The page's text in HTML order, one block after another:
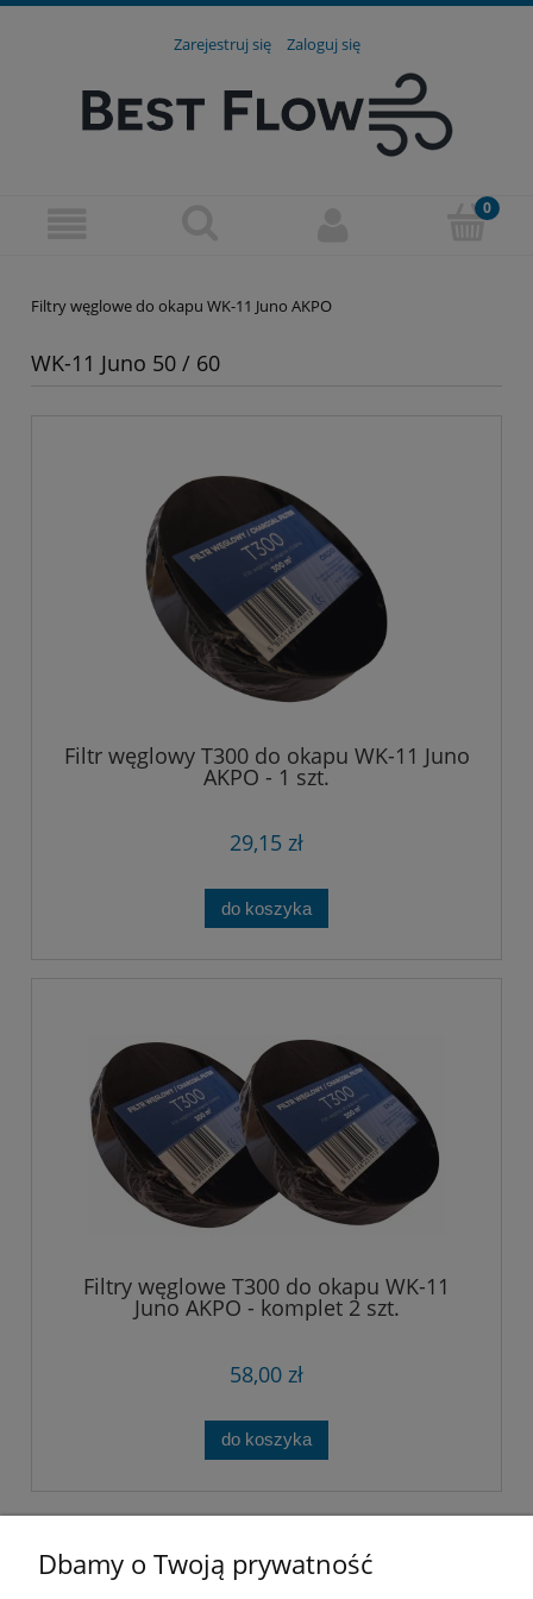
Zarejestruj się Zaloguj się
Filtry węglowe do okapu WK-11 Juno AKPO
WK-11 Juno 50 / 60
Filtr węglowy T300 do okapu WK-11 Juno
AKPO - 1 szt.
29,15 zł
do koszyka
Filtry węglowe T300 do okapu WK-11
Juno AKPO - komplet 2 szt.
58,00 zł
do koszyka
Dbamy o Twoją prywatność